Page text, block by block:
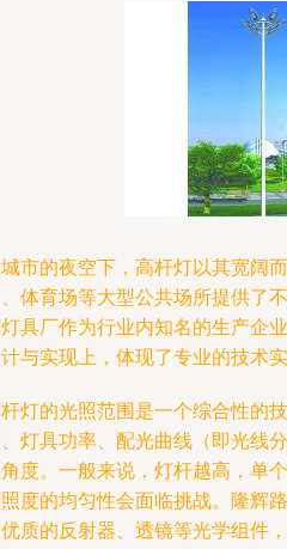
市的夜空下，高杆灯以其宽阔
体育场等大型公共场所提供了
具厂作为行业内知名的生产企
与实现上，体现了专业的技术
灯的光照范围是一个综合性的
灯具功率、配光曲线（即光线
度。一般来说，灯杆越高，单
度的均匀性会面临挑战。隆辉
质的反射器、透镜等光学组件